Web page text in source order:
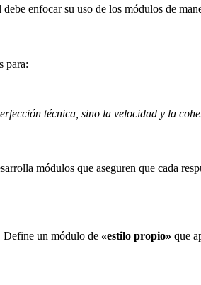
enfocar su uso de los módulos de
para:
técnica, sino la velocidad y la
módulos que aseguren que cada
Define un módulo de «estilo propio» que